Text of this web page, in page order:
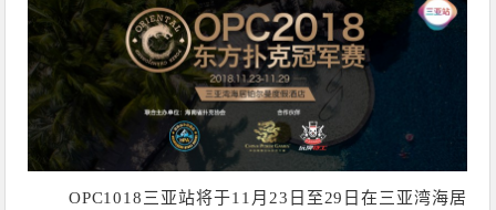
OPC1018三亚站将于11月23日至29日在三亚湾海居